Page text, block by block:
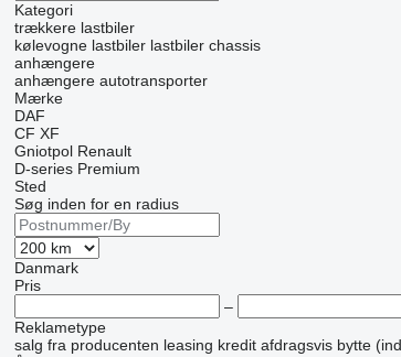
Kategori
trækkere lastbiler
kølevogne lastbiler lastbiler chassis
anhængere
anhængere autotransporter
Mærke
DAF
CF XF
Gniotpol Renault
D-series Premium
Sted
Søg inden for en radius
Danmark
Pris
–
Reklametype
salg fra producenten leasing kredit afdragsvis bytte